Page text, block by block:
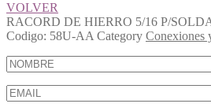
VOLVER
RACORD DE HIERRO 5/16 P/
Codigo: 58U-AA Category Conexiones